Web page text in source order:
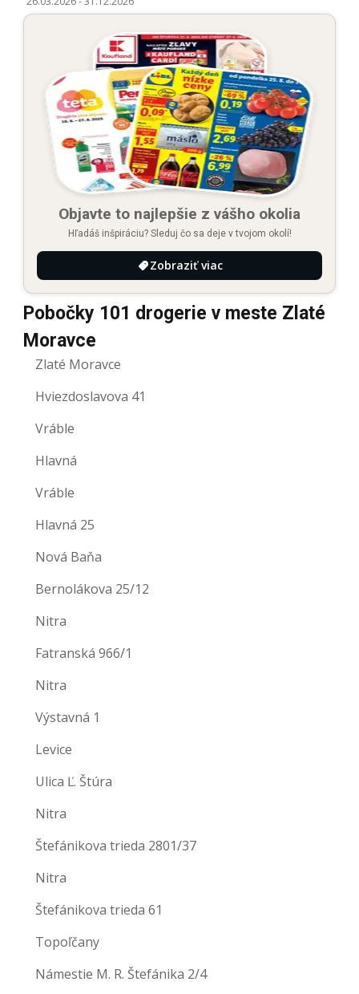
Objavte to najlepšie z vášho okolia
Hľadáš inšpiráciu? Sleduj čo sa deje v tvojom okolí!
Zobraziť viac
Pobočky 101 drogerie v meste Zlaté
Moravce
Zlaté Moravce
Hviezdoslavova 41
Vráble
Hlavná
Vráble
Hlavná 25
Nová Baňa
Bernolákova 25/12
Nitra
Fatranská 966/1
Nitra
Výstavná 1
Levice
Ulica Ľ. Štúra
Nitra
Štefánikova trieda 2801/37
Nitra
Štefánikova trieda 61
Topoľčany
Námestie M. R. Štefánika 2/4